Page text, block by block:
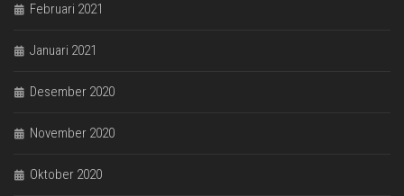
Februari 2021
Januari 2021
Desember 2020
November 2020
Oktober 2020